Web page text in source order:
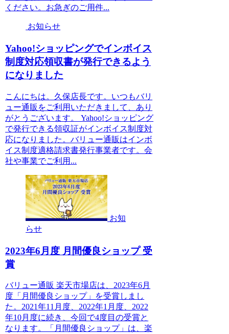
ください。お急ぎのご用件...
お知らせ
Yahoo!ショッピングでインボイス
制度対応領収書が発行できるよう
になりました
こんにちは。久保店長です。いつもバリ
ュー通販をご利用いただきまして、あり
がとうございます。 Yahoo!ショッピング
で発行できる領収証がインボイス制度対
応になりました。バリュー通販はインボ
イス制度適格請求書発行事業者です。会
社や事業でご利用...
お知
らせ
2023年6月度 月間優良ショップ 受
賞
バリュー通販 楽天市場店は、2023年6月
度「月間優良ショップ」を受賞しまし
た。2021年11月度、2022年1月度、2022
年10月度に続き、今回で4度目の受賞と
なります。「月間優良ショップ」は、楽